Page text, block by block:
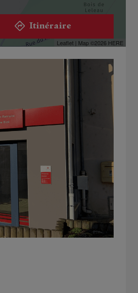
Leaflet | Map ©2026 HERE
Itinéraire